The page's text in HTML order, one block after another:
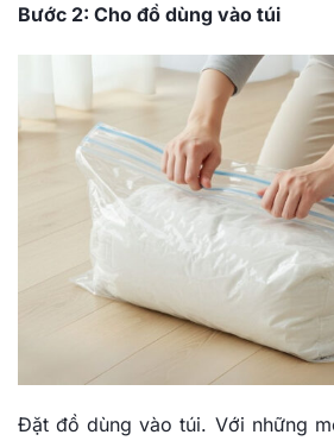
Bước 2: Cho đồ dùng vào túi
Đặt đồ dùng vào túi. Với những